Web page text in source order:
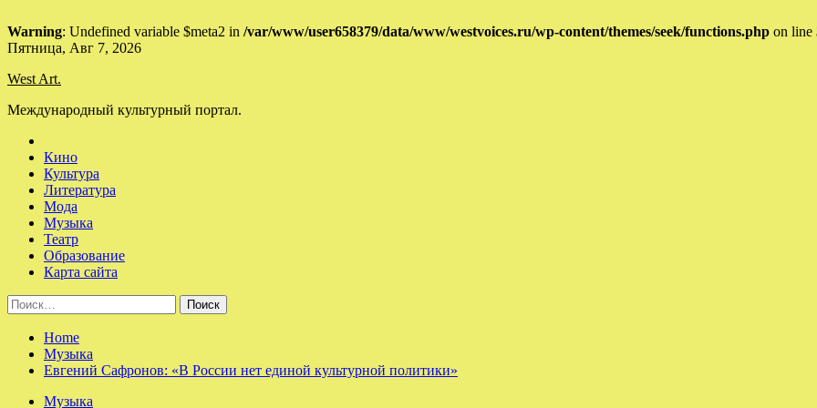
Warning: Undefined variable $meta2 in /var/www/user658379/data/www/westvoices.ru/wp-content/themes/seek/functions.php on line
Skip
content
Пятница, Авг 7, 2026
West Art.
Международный культурный портал.
Кино
Культура
Литература
Мода
Музыка
Театр
Образование
Карта сайта
Найти:
Home
Музыка
Евгений Сафронов: «В России нет единой культурной политики»
Музыка